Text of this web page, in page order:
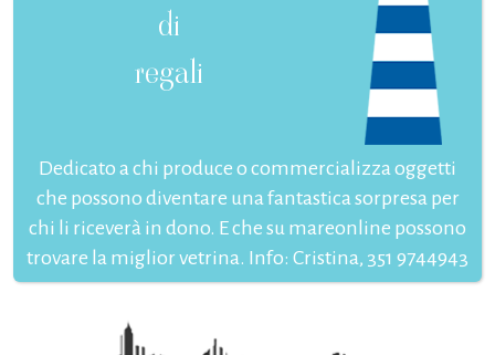
di
regali
Dedicato a chi produce o commercializza oggetti
che possono diventare una fantastica sorpresa per
chi li riceverà in dono. E che su mareonline possono
trovare la miglior vetrina. Info: Cristina, 351 9744943